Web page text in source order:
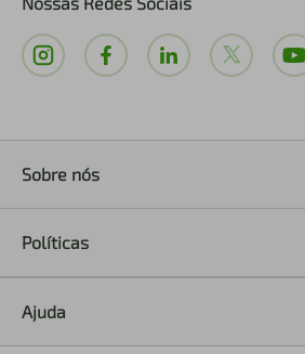
Sobre nós
Políticas
Ajuda